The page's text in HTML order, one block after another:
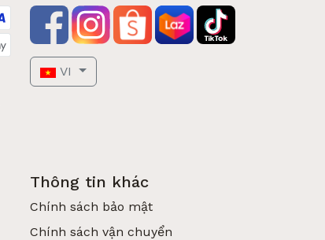
VI
Thông tin khác
Chính sách bảo mật
Chính sách vận chuyển